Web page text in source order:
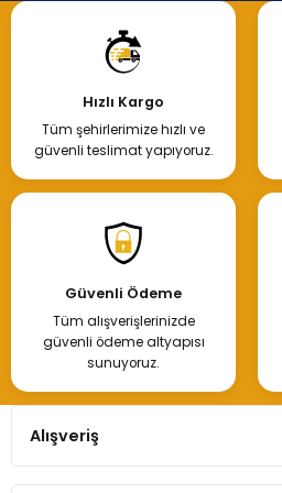
Hızlı Kargo
Tüm şehirlerimize hızlı ve
güvenli teslimat yapıyoruz.
Güvenli Ödeme
Tüm alışverişlerinizde
güvenli ödeme altyapısı
sunuyoruz.
Alışveriş